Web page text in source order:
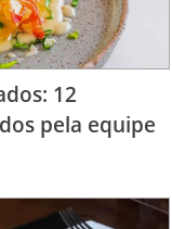
12
pela equipe